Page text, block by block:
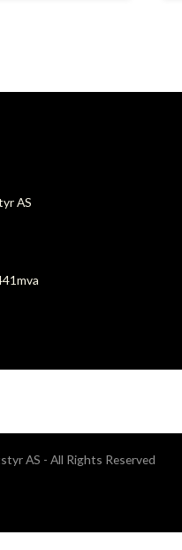
AS
AS - All Rights Reserved